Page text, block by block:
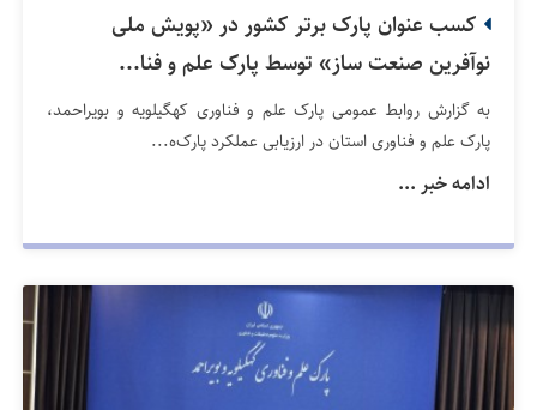
کسب عنوان پارک برتر کشور در «پویش ملی
نوآفرین صنعت ساز» توسط پارک علم و فنا...
به گزارش روابط عمومی پارک علم و فناوری کهگیلویه و بویراحمد،
پارک علم و فناوری استان در ارزیابی عملکرد پارک‌ه...
ادامه خبر ...